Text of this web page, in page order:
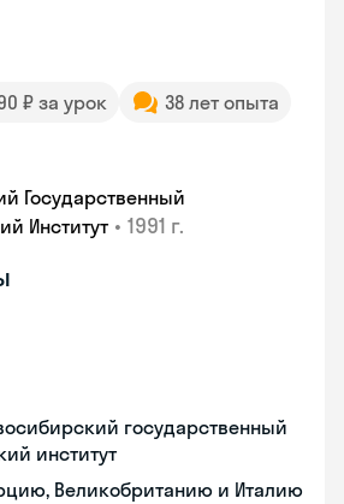
₽ за урок
38 лет опыта
Государственный
Институт • 1991 г.
государственный
институт
Великобританию и Италию